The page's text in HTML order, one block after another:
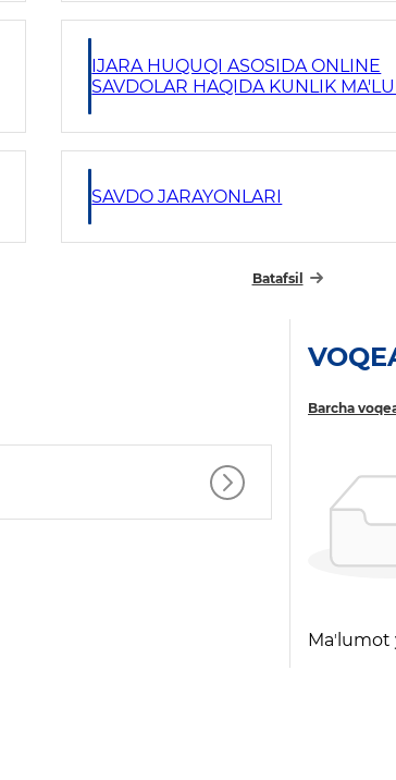
IJARA HUQUQI ASOSIDA ONLINE
SAVDOLAR HAQIDA KUNLIK
SAVDO JARAYONLARI
Batafsil
Barcha
Maʼlumot